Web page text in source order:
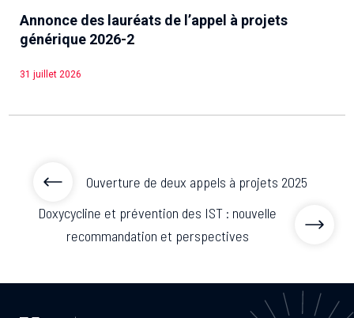
Annonce des lauréats de l’appel à projets
générique 2026-2
31 juillet 2026
Ouverture de deux appels à projets 2025
Doxycycline et prévention des IST : nouvelle
recommandation et perspectives